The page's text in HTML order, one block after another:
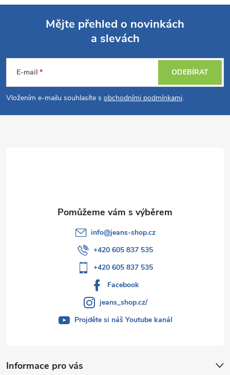
p
a
Mějte přehled o novinkách
a slevách
E-mail
Vložením e-mailu souhlasíte s obchodními podmínkami.
ODEBÍRAT
Informace pro vás
info@jeans-shop.cz
+420 605 837 535
+420 605 837 535
Facebook
jeans_shop.cz/
Projděte si náš Youtube kanál